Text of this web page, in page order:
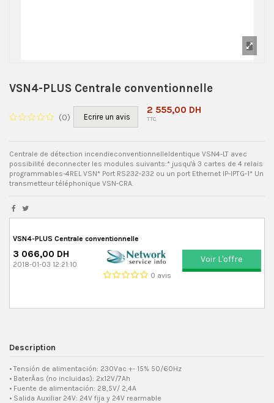
VSN4-PLUS Centrale conventionnelle
(0) Ecrire un avis
2 555,00 DH
TTC
Centrale de détection incendieconventionnelleIdentique VSN4-LT avec
possibilité deconnecter les modules suivants:* jusqu'à 3 cartes de 4 relais
programmables-4REL VSN* Port RS232-232 ou un port Ethernet IP-IPTG-1* Un
transmetteur téléphonique VSN-CRA.
VSN4-PLUS Centrale conventionnelle
3 066,00 DH
2018-01-03 12:21:10
0 avis
Voir L'offre
Description
• Tensión de alimentación: 230Vac +- 15% 50/60Hz
• BaterÃ­as (no incluidas): 2x12V/7Ah
• Fuente de alimentación: 28,5V/ 2,4A
• Salida Auxiliar 24V: 24V fija y 24V rearmable